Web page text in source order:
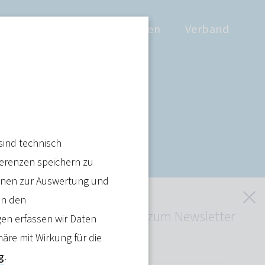
Wissen Verband
Jetzt kostenlos zum Newsletter
anmelden
technisch
speichern zu
zur Auswertung und
den
erfassen wir Daten
mit Wirkung für die
.